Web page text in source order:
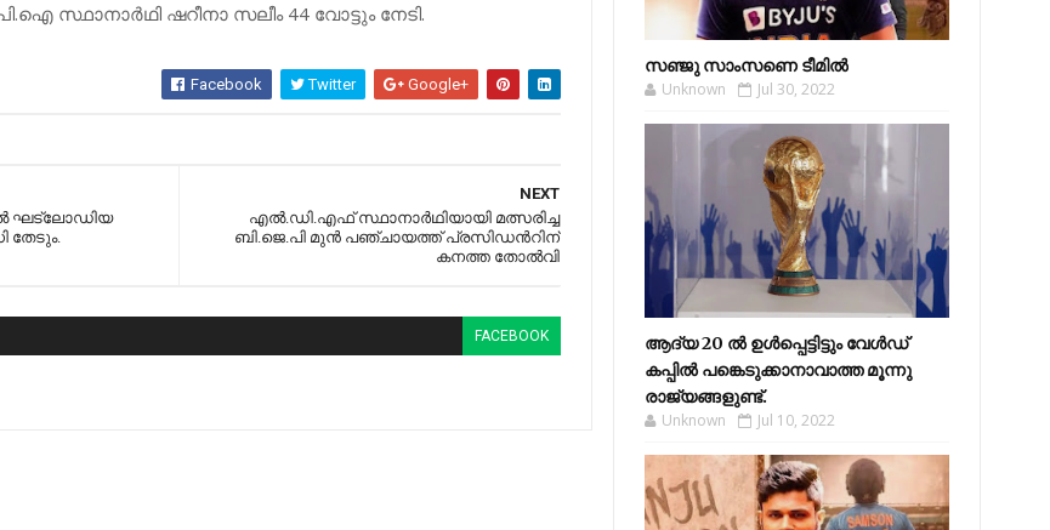
സ്ഥാനാര്‍ഥി ഷറീനാ സലീം 44 വോട്ടും നേടി.
Facebook Twitter Google+
NEXT
എല്‍.ഡി.എഫ് സ്ഥാനാര്‍ഥിയായി മത്സരിച്ച
ബി.ജെ.പി മുന്‍ പഞ്ചായത്ത് പ്രസിഡന്‍റിന്
കനത്ത തോല്‍വി
ഘട്‌ലോഡിയ
തേടും.
FACEBOOK
സഞ്ജു സാംസണെ ടീമില്‍
Unknown Jul 30, 2022
ആദ്യ 20 ല്‍ ഉള്‍പ്പെട്ടിട്ടും വേള്‍ഡ്
കപ്പില്‍ പങ്കെടുക്കാനാവാത്ത മൂന്നു
രാജ്യങ്ങളുണ്ട്.
Unknown Jul 10, 2022